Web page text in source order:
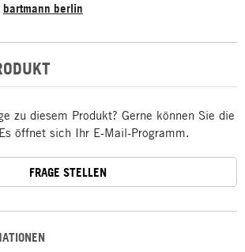
bartmann berlin
zu diesem Produkt? Gerne können Sie die
öffnet sich Ihr E-Mail-Programm.
FRAGE STELLEN